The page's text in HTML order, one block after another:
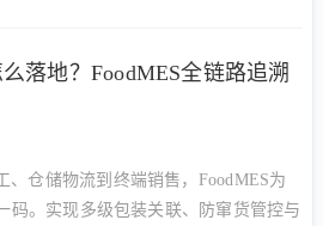
落地？FoodMES全链路追溯
、仓储物流到终端销售，FoodMES为
码。实现多级包装关联、防窜货管控与